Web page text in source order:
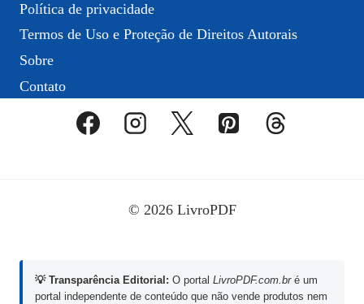
Política de privacidade
Termos de Uso e Proteção de Direitos Autorais
Sobre
Contato
© 2026 LivroPDF
💡 Transparência Editorial: O portal LivroPDF.com.bré um
portal independente de conteúdo que não vende produtos nem